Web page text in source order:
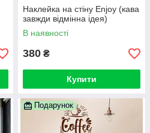
Наклейка на стіну Enjoy (кава
завжди відмінна ідея)
В наявності
380 ₴
Купити
Подарунок